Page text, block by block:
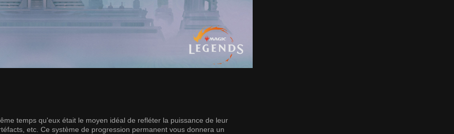
temps qu'eux était le moyen idéal de refléter la puissance de leur
etc. Ce système de progression permanent vous donnera un